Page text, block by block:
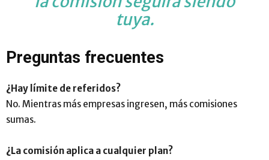
tuya.
Preguntas frecuentes
¿Hay límite de referidos?
No. Mientras más empresas ingresen, más comisiones
sumas.
¿La comisión aplica a cualquier plan?